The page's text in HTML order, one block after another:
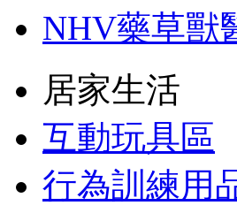
NHV藥草獸
居家生活
互動玩具區
行為訓練用